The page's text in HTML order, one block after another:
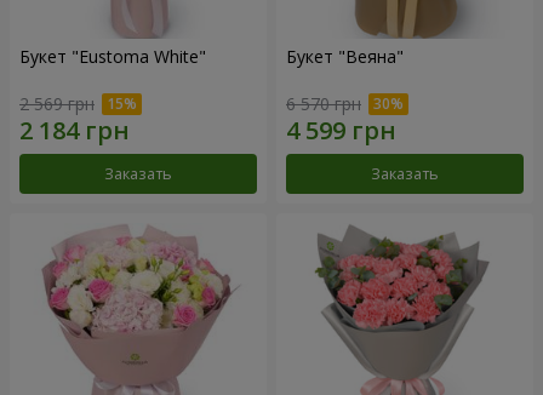
Букет "Eustoma White"
2 569 грн
Заказать
Букет "Веяна"
6 570 грн
Заказать